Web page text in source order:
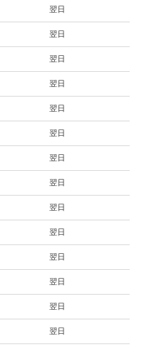
翌日
翌日
翌日
翌日
翌日
翌日
翌日
翌日
翌日
翌日
翌日
翌日
翌日
翌日